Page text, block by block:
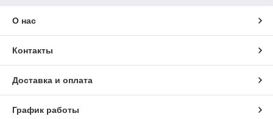
О нас
Контакты
Доставка и оплата
График работы